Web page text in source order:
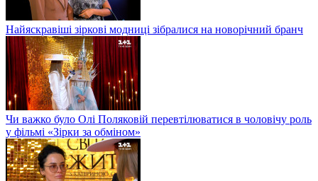
Найяскравіші зіркові модниці зібралися на новорічний бранч
Чи важко було Олі Поляковій перевтілюватися в чоловічу роль
у фільмі «Зірки за обміном»